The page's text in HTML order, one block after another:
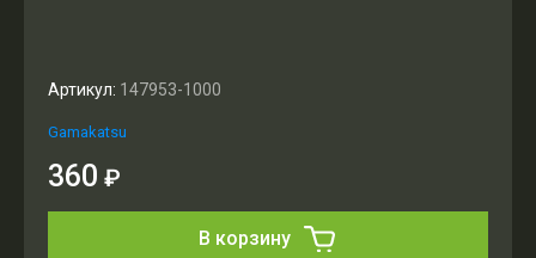
Артикул: 147953-1000
Gamakatsu
360 ₽
В корзину